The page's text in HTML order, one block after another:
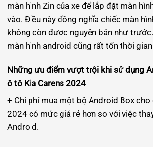
màn hình Zin của xe để lắp đặt màn
vào. Điều này đồng nghĩa chiếc màn
không còn được nguyên bản như
màn hình android cũng rất tốn thời
Những ưu điểm vượt trội khi sử dụng
ô tô Kia Carens 2024
+ Chi phí mua một bộ Android Box cho
2024 có mức giá rẻ hơn so với việc
Android.